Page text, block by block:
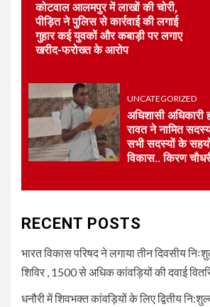
भारत विकास परिषद
बैठक में संगठन
पर जोर
4
कोटवाल आलमपुर में
पीड़ित ने पुलिस से
गुहार कई युवकों और
खरीद-फरोख्त के
रावत ने नामित
शपथ, सभी सदस्यों के
नगर का विकास..
कोटवाल आलमपुर में लाखों की चोरी,
पीड़ित ने पुलिस से कार्रवाई की लगाई
गुहार कई युवकों और कबाड़ी पर लगाए
खरीद-फरोख्त के आरोप
UNCATEGORIZED
अधिशासी अधिकारी
रावत ने नामित
सभी सदस्यों के
विकास.. किरण
RECENT POSTS
भारत विकास परिषद ने लगाया तीन दिवसीय
शिविर , 1500 से अधिक कांवड़ियों की दवाई
धनौरी में शिवभक्त कांवड़ियों के लिए द्वितीय